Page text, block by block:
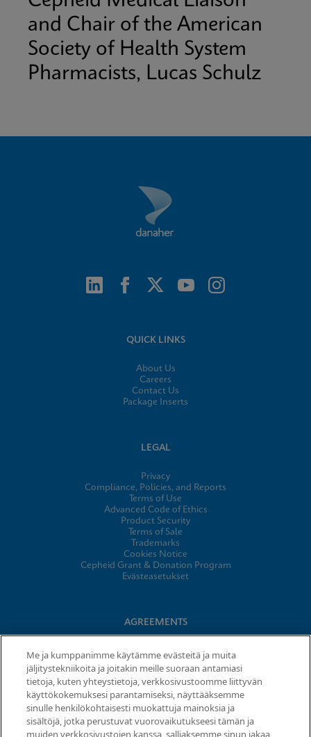
and Chair of the American
Society of Health System
Pharmacists, Lucas Schulz
QUICK LINKS
About Us
Careers
Contact Us
Package Inserts
LEGAL
Privacy
Compliance, Policies, and Reports
Terms of Use
Advanced Code of Ethics
Product Security
Terms of Sale
Trademarks
Cookies Notice
Cepheid Grant & Donation Program
Evästeasetukset
AGREEMENTS
Data Processing Agreement
Partner Communities
Information Security Terms and Conditions
© 2026 Cepheid. Cepheid®, the Cepheid logo, GeneXpert®,
Xpert®, and I-CORE® are trademarks of Cepheid, registered in
Me ja kumppanimme käytämme evästeitä ja muita
jäljitystekniikoita ja joitakin meille suoraan antamiasi
tietoja, kuten yhteystietoja, verkkosivustoomme liittyvän
käyttökokemuksesi parantamiseksi, näyttääksemme
sinulle henkilökohtaisesti muokattuja mainoksia ja
sisältöjä, jotka perustuvat vuorovaikutukseesi tämän ja
muiden verkkosivustojen kanssa, salliaksemme sinun jakaa